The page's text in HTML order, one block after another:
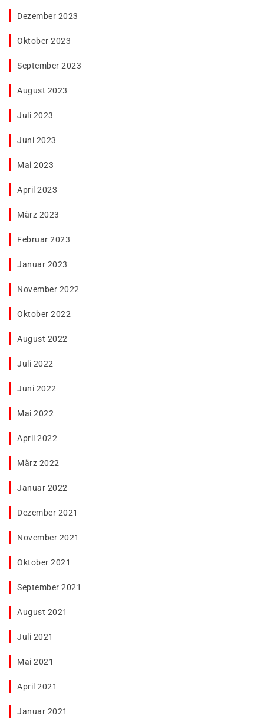
Dezember 2023
Oktober 2023
September 2023
August 2023
Juli 2023
Juni 2023
Mai 2023
April 2023
März 2023
Februar 2023
Januar 2023
November 2022
Oktober 2022
August 2022
Juli 2022
Juni 2022
Mai 2022
April 2022
März 2022
Januar 2022
Dezember 2021
November 2021
Oktober 2021
September 2021
August 2021
Juli 2021
Mai 2021
April 2021
Januar 2021